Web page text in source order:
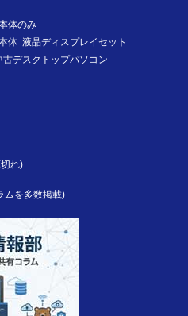
体のみ
体 液晶ディスプレイセット
デスクトップパソコン
れ)
ムを多数掲載)